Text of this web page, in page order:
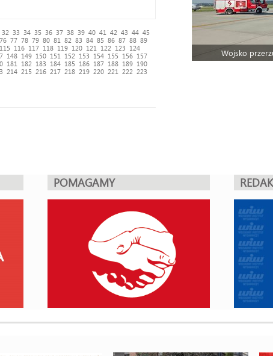
32 33 34 35 36 37 38 39 40 41 42 43 44 45
76 77 78 79 80 81 82 83 84 85 86 87 88 89
115 116 117 118 119 120 121 122 123
124
148 149 150 151 152 153 154 155 156 157
181 182 183 184 185 186 187 188 189 190
214 215 216 217 218 219 220 221 222
223
Wojsko
POMAGAMY